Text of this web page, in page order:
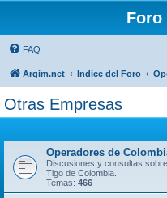
Foro
FAQ
Argim.net Indice del Foro
Otras Empresas
Operadores de
Discusiones y consultas
Tigo de Colombia.
Temas: 466